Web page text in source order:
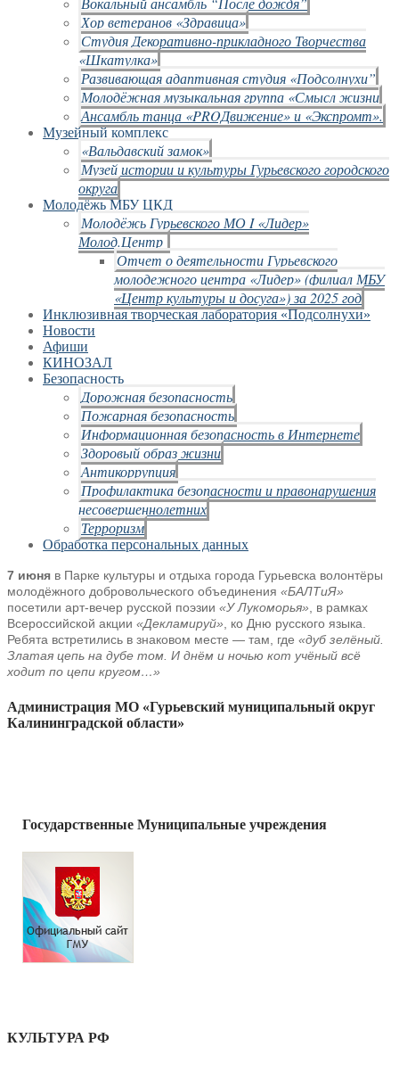
Хор ветеранов «Здравица»
Студия Декоративно-прикладного Творчества
«Шкатулка»
Развивающая адаптивная студия «Подсолнухи”
Молодёжная музыкальная группа «Смысл жизни
Ансамбль танца «PROДвижение» и «Экспромт».
Музейный комплекс
«Вальдавский замок»
Музей истории и культуры Гурьевского городского
округа
Молодёжь МБУ ЦКД
Молодёжь Гурьевского МО I «Лидер»
Молод.Центр
Отчет о деятельности Гурьевского
молодежного центра «Лидер» (филиал МБУ
«Центр культуры и досуга») за 2025 год
Инклюзивная творческая лаборатория «Подсолнухи»
Новости
Афиши
КИНОЗАЛ
Безопасность
Дорожная безопасность
Пожарная безопасность
Информационная безопасность в Интернете
Здоровый образ жизни
Антикоррупция
Профилактика безопасности и правонарушения
несовершеннолетних
Терроризм
Обработка персональных данных
7 июня в Парке культуры и отдыха города Гурьевска волонтёры
молодёжного добровольческого объединения «БАЛТиЯ»
посетили арт-вечер русской поэзии «У Лукоморья», в рамках
Всероссийской акции «Декламируй», ко Дню русского языка.
Ребята встретились в знаковом месте — там, где «дуб зелёный.
Златая цепь на дубе том. И днём и ночью кот учёный всё
ходит по цепи кругом…»
Администрация МО «Гурьевский муниципальный округ
Калининградской области»
Государственные Муниципальные учреждения
КУЛЬТУРА РФ